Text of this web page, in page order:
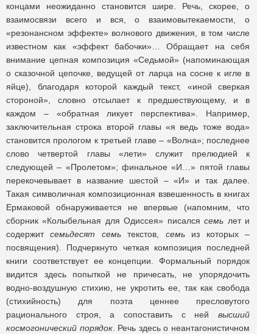
концами неожиданно становится шире. Речь, скорее, о
взаимосвязи всего и вся, о взаимовытекаемости, о
«резонансном эффекте» волнового движения, в том числе
известном как «эффект бабочки»… Обращает на себя
внимание цепная композиция «Седьмой» (напоминающая
о сказочной цепочке, ведущей от ларца на сосне к игле в
яйце), благодаря которой каждый текст, «иной сверкая
стороной», словно отсылает к предшествующему, и в
каждом – «обратная ликует перспектива». Например,
заключительная строка второй главы «я ведь тоже вода»
становится прологом к третьей главе – «Волна»; последнее
слово четвертой главы «лети» служит прелюдией к
следующей – «Пролетом»; финальное «И…» пятой главы
перекочевывает в название шестой – «И» и так далее.
Такая символичная композиционная взвешенность в книгах
Ермаковой обнаруживается не впервые (напомним, что
сборник «Колыбельная для Одиссея» писалсясемь лет и
содержитсемьдесят семьтекстов, семьиз которых –
посвящения). Подчеркнуто четкая композиция последней
книги соответствует ее концепции. Формальный порядок
видится здесь попыткой не причесать, не упорядочить
водно-воздушную стихию, не укротить ее, так как свобода
(стихийность) для поэта ценнее пресловутого
рационального строя, а сопоставить с ней высший
космогонический порядок. Речь здесь о неантагонистичном